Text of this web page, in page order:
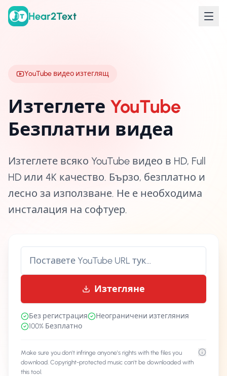
Hear2Text
YouTube видео изтеглящ
Изтеглете YouTube
Безплатни видеа
Изтеглете всяко YouTube видео в HD, Full
HD или 4K качество. Бързо, безплатно и
лесно за използване. Не е необходима
инсталация на софтуер.
Изтегляне
Без регистрация
Неограничени изтегляния
100% Безплатно
Make sure you don't infringe anyone's rights with the files you
download. Copyright-protected music can't be downloaded with
this tool.